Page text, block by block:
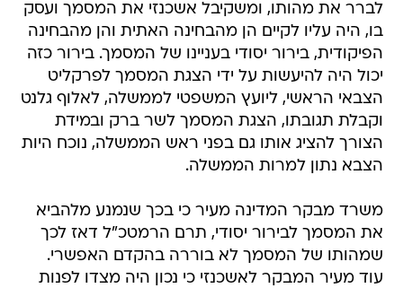
לברר את מהותו, ומשקיבל אשכנזי את המסמך ועסק
בו, היה עליו לקיים הן מהבחינה האתית והן מהבחינה
הפיקודית, בירור יסודי בעניינו של המסמך. בירור כזה
יכול היה להיעשות על ידי הצגת המסמך לפרקליט
הצבאי הראשי, ליועץ המשפטי לממשלה, לאלוף גלנט
וקבלת תגובתו, הצגת המסמך לשר ברק ובמידת
הצורך להציג אותו גם בפני ראש הממשלה, נוכח היות
הצבא נתון למרות הממשלה.
משרד מבקר המדינה מעיר כי בכך שנמנע מלהביא
את המסמך לבירור יסודי, תרם הרמטכ"ל דאז לכך
שמהותו של המסמך לא בוררה בהקדם האפשרי.
עוד מעיר המבקר לאשכנזי כי נכון היה מצדו לפנות